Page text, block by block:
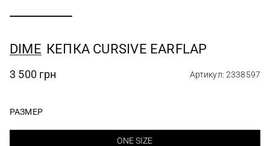
DIME КЕПКА CURSIVE EARFLAP
3 500 грн Артикул: 2338597
РАЗМЕР
ONE SIZE